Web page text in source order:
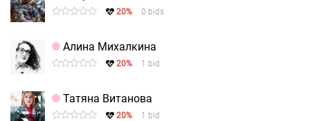
20% 0 bids
Алина Михалкина
20% 1 bid
Татяна Витанова
20% 1 bid